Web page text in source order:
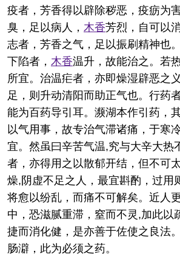
疫者，芳香得以辟除秽恶，疫疬为
臭，足以病人， 木香芳烈，自可以
志者，芳香之气，足以振刷精神也
下陷者， 木香温升，故能治之。若
所宜。治温疟者，亦即燥湿辟恶之
足，则升动清阳而助正气也。行药
能为百药导引耳。濒湖本作引药，
以气用事，故专治气滞诸痛，于寒
宜。然虽曰辛苦气温,究与大辛大热
者，亦得用之以散郁开结，但不可
燥,阴虚不足之人，最宜斟酌，过用
将愈以纷乱，而痛不可解矣。近人
中，恐滋腻重滞，窒而不灵,加此以
捷而消化健，是亦善于佐使之良法
肠澼，此为必须之药。